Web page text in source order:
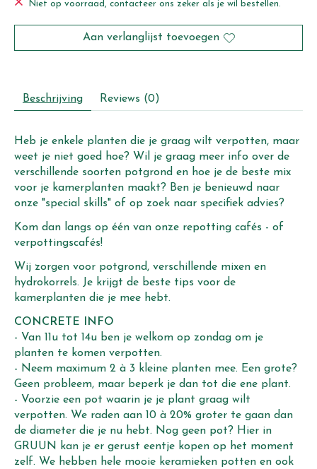
Niet op voorraad, contacteer ons zeker als je wil bestellen.
Aan verlanglijst toevoegen
Beschrijving Reviews (0)
Heb je enkele planten die je graag wilt verpotten, maar
weet je niet goed hoe? Wil je graag meer info over de
verschillende soorten potgrond en hoe je de beste mix
voor je kamerplanten maakt? Ben je benieuwd naar
onze "special skills" of op zoek naar specifiek advies?
Kom dan langs op één van onze repotting cafés - of
verpottingscafés!
Wij zorgen voor potgrond, verschillende mixen en
hydrokorrels. Je krijgt de beste tips voor de
kamerplanten die je mee hebt.
CONCRETE INFO
- Van 11u tot 14u ben je welkom op zondag om je
planten te komen verpotten.
- Neem maximum 2 à 3 kleine planten mee. Een grote?
Geen probleem, maar beperk je dan tot die ene plant.
- Voorzie een pot waarin je je plant graag wilt
verpotten. We raden aan 10 à 20% groter te gaan dan
de diameter die je nu hebt. Nog geen pot? Hier in
GRUUN kan je er gerust eentje kopen op het moment
zelf. We hebben hele mooie keramieken potten en ook